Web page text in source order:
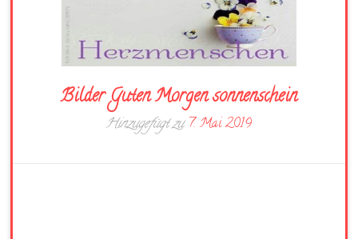
Bilder Guten Morgen sonnenschein
Hinzugefügt zu7. Mai 2019